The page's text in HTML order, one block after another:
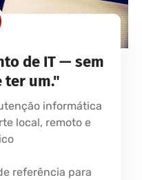
de IT — sem
ter um."
informática
local, remoto e
referência para